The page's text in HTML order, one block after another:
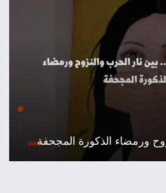
ورمضاء الذكورة المجحفة